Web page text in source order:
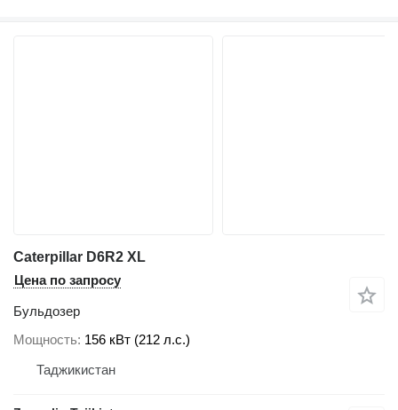
Caterpillar D6R2 XL
Цена по запросу
Бульдозер
Мощность 156 кВт (212 л.с.)
Таджикистан